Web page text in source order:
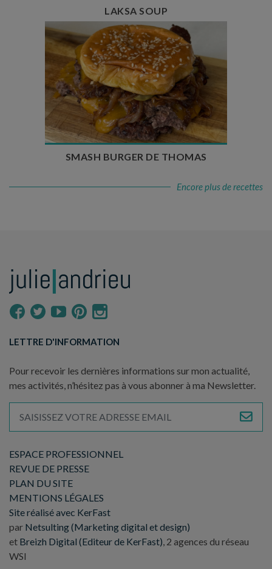
LAKSA SOUP
Temps de préparation : 20 min
Temps de cuisson : 5 à 10 min
Nombre de couverts : 4
SMASH BURGER DE THOMAS
Encore plus de recettes
ESPACE PROFESSIONNEL
REVUE DE PRESSE
PLAN DU SITE
MENTIONS LÉGALES
Site réalisé avec KerFast
par Netsulting (Marketing digital et design)
et Breizh Digital (Editeur de KerFast), 2 agences du réseau
WSI
LETTRE D'INFORMATION
Pour recevoir les dernières informations sur mon actualité,
mes activités, n’hésitez pas à vous abonner à ma Newsletter.